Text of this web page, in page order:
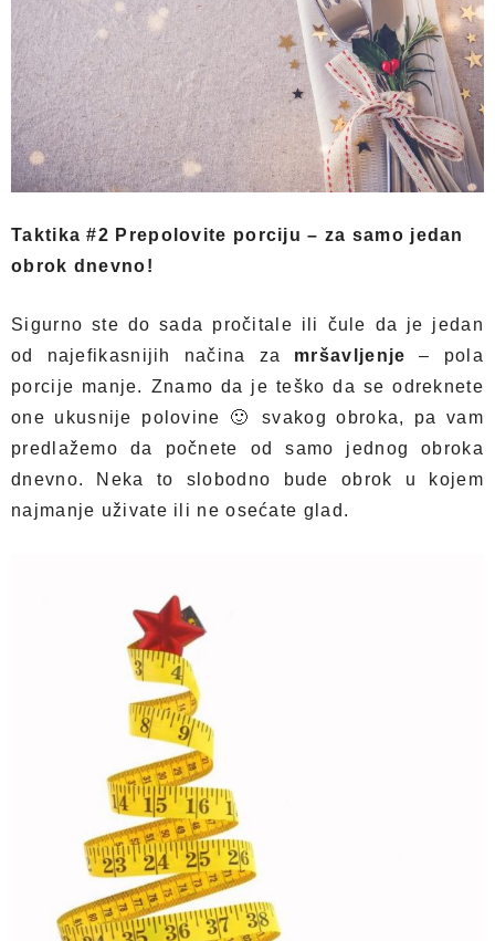
Taktika #2 Prepolovite porciju – za samo jedan
obrok dnevno!
Sigurno ste do sada pročitale ili čule da je jedan
od najefikasnijih načina za mršavljenje – pola
porcije manje. Znamo da je teško da se odreknete
one ukusnije polovine 🙂 svakog obroka, pa vam
predlažemo da počnete od samo jednog obroka
dnevno. Neka to slobodno bude obrok u kojem
najmanje uživate ili ne osećate glad.